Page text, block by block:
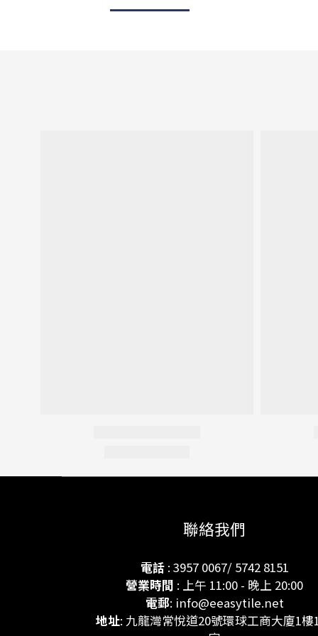
聯絡我們
電話: 3957 0067/ 5742 8151
營業時間 : 上午 11:00 - 晚上 20:00
電郵: info@eeasytile.net
地址: 九龍灣常悅道20號環球工商大廈1樓